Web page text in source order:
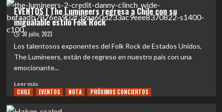
Club
Blondie
y
suma
invitadas
EVENTOS
|
“Made
Of
Chaos”
nuevo
festival
metal
nacional.
EVENTOS | The Lumineers regresa a Chile con su
inigualable estilo Folk Rock
30 julio, 2023
Los talentosos exponentes del Folk Rock de Estados Unidos,
The Lumineers, están de regreso en nuestro país con una
emocionante...
Leer másLeer
más
EVENTOS
CHILE EVENTOS NOTA PRÓXIMOS CONCIERTOS